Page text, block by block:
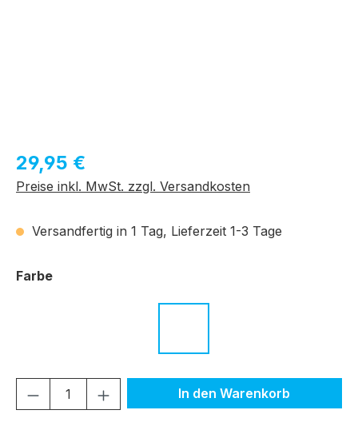
Regulärer Preis:
29,95 €
Preise inkl. MwSt. zzgl. Versandkosten
Versandfertig in 1 Tag, Lieferzeit 1-3 Tage
Farbeauswählen
Produkt Anzahl: Gib den gewünschten
In den Warenkorb